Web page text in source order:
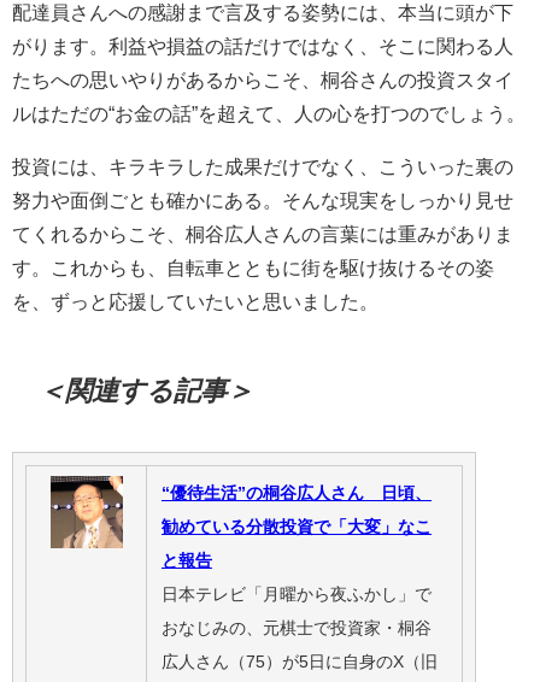
配達員さんへの感謝まで言及する姿勢には、本当に頭が下
がります。利益や損益の話だけではなく、そこに関わる人
たちへの思いやりがあるからこそ、桐谷さんの投資スタイ
ルはただの“お金の話”を超えて、人の心を打つのでしょう。
投資には、キラキラした成果だけでなく、こういった裏の
努力や面倒ごとも確かにある。そんな現実をしっかり見せ
てくれるからこそ、桐谷広人さんの言葉には重みがありま
す。これからも、自転車とともに街を駆け抜けるその姿
を、ずっと応援していたいと思いました。
＜関連する記事＞
“優待生活”の桐谷広人さん 日頃、
勧めている分散投資で「大変」なこ
と報告
日本テレビ「月曜から夜ふかし」で
おなじみの、元棋士で投資家・桐谷
広人さん（75）が5日に自身のX（旧